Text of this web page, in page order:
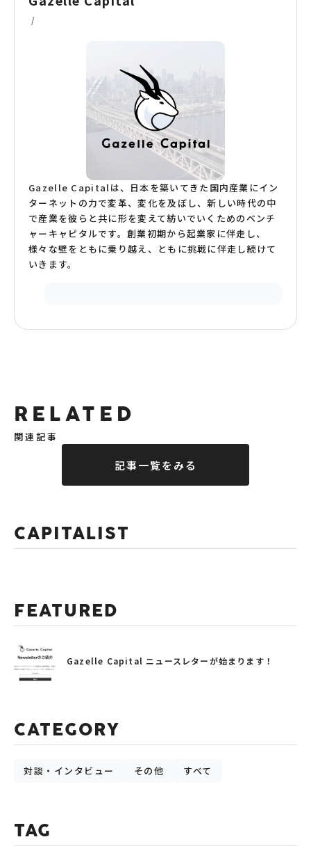
/
Gazelle Capitalは、日本を築いてきた国内産業にイン
ターネットの力で変革、変化を及ぼし、新しい時代の中
で産業を彼らと共に形を変えて紡いでいくためのベンチ
ャーキャピタルです。創業初期から起業家に伴走し、
様々な壁をともに乗り越え、ともに挑戦に伴走し続けて
いきます。
RELATED
関連記事
記事一覧をみる
CAPITALIST
FEATURED
Gazelle Capital ニュースレターが始まります！
CATEGORY
対談・インタビュー その他 すべて
TAG